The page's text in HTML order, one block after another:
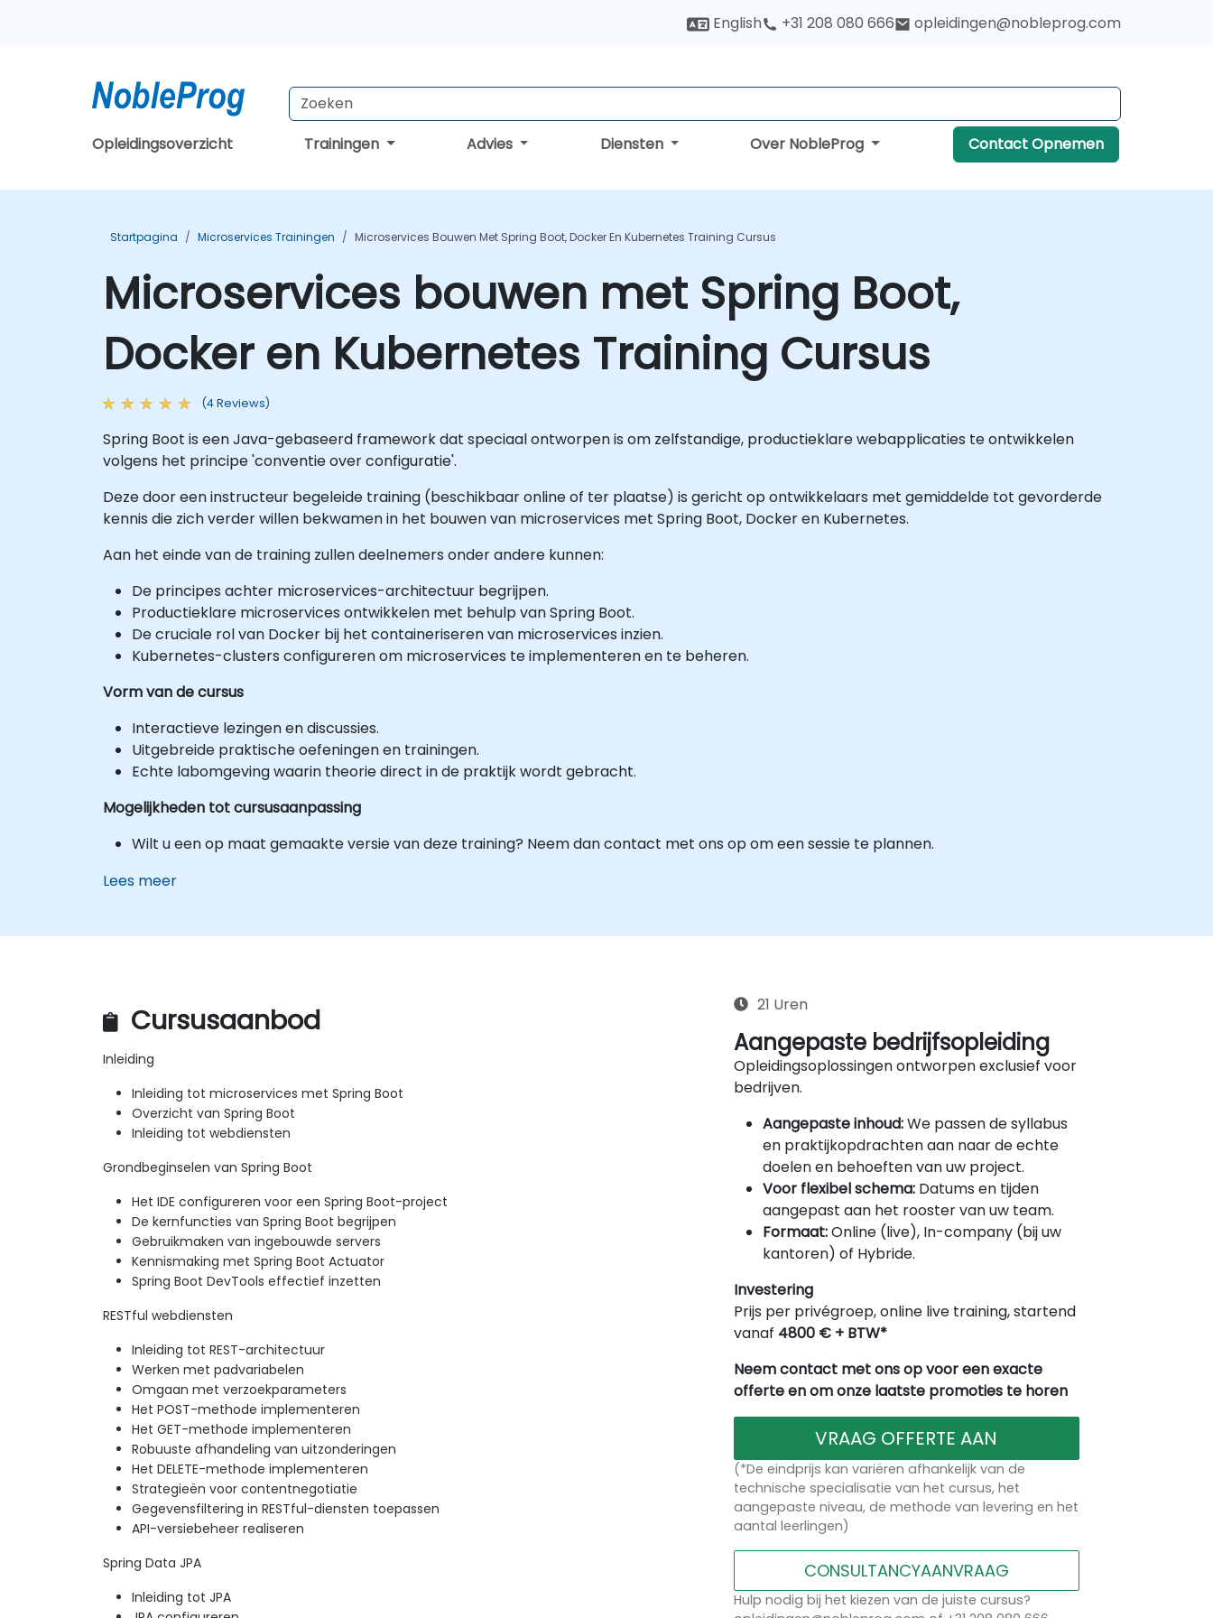
English +31 208 080 666 opleidingen@nobleprog.com
Opleidingsoverzicht Trainingen Advies Diensten Over NobleProg Contact Opnemen
Startpagina Microservices Trainingen Microservices Bouwen Met Spring Boot, Docker En Kubernetes Training Cursus
Microservices bouwen met Spring Boot,
Docker en Kubernetes Training Cursus
(4 Reviews)
Spring Boot is een Java-gebaseerd framework dat speciaal ontworpen is om zelfstandige, productieklare webapplicaties te ontwikkelen
volgens het principe 'conventie over configuratie'.
Deze door een instructeur begeleide training (beschikbaar online of ter plaatse) is gericht op ontwikkelaars met gemiddelde tot gevorderde
kennis die zich verder willen bekwamen in het bouwen van microservices met Spring Boot, Docker en Kubernetes.
Aan het einde van de training zullen deelnemers onder andere kunnen:
De principes achter microservices-architectuur begrijpen.
Productieklare microservices ontwikkelen met behulp van Spring Boot.
De cruciale rol van Docker bij het containeriseren van microservices inzien.
Kubernetes-clusters configureren om microservices te implementeren en te beheren.
Vorm van de cursus
Interactieve lezingen en discussies.
Uitgebreide praktische oefeningen en trainingen.
Echte labomgeving waarin theorie direct in de praktijk wordt gebracht.
Mogelijkheden tot cursusaanpassing
Wilt u een op maat gemaakte versie van deze training? Neem dan contact met ons op om een sessie te plannen.
Lees meer
Cursusaanbod
Inleiding
Inleiding tot microservices met Spring Boot
Overzicht van Spring Boot
Inleiding tot webdiensten
Grondbeginselen van Spring Boot
Het IDE configureren voor een Spring Boot-project
De kernfuncties van Spring Boot begrijpen
Gebruikmaken van ingebouwde servers
Kennismaking met Spring Boot Actuator
Spring Boot DevTools effectief inzetten
RESTful webdiensten
Inleiding tot REST-architectuur
Werken met padvariabelen
Omgaan met verzoekparameters
Het POST-methode implementeren
Het GET-methode implementeren
Robuuste afhandeling van uitzonderingen
Het DELETE-methode implementeren
Strategieën voor contentnegotiatie
Gegevensfiltering in RESTful-diensten toepassen
API-versiebeheer realiseren
Spring Data JPA
Inleiding tot JPA
21 Uren
Aangepaste bedrijfsopleiding
Opleidingsoplossingen ontworpen exclusief voor
bedrijven.
Aangepaste inhoud:We passen de syllabus
en praktijkopdrachten aan naar de echte
doelen en behoeften van uw project.
Voor flexibel schema:Datums en tijden
aangepast aan het rooster van uw team.
Formaat:Online (live), In-company (bij uw
kantoren) of Hybride.
Investering
Prijs per privégroep, online live training, startend
vanaf 4800 € + BTW*
Neem contact met ons op voor een exacte
offerte en om onze laatste promoties te horen
VRAAG OFFERTE AAN
(*De eindprijs kan variëren afhankelijk van de
technische specialisatie van het cursus, het
aangepaste niveau, de methode van levering en het
aantal leerlingen)
CONSULTANCYAANVRAAG
Hulp nodig bij het kiezen van de juiste cursus?